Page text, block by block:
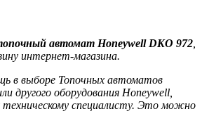
автомат Honeywell DKO 972
интернет-магазина.
в выборе Топочных автоматов
другого оборудования Honeywell,
специалисту. Это можно